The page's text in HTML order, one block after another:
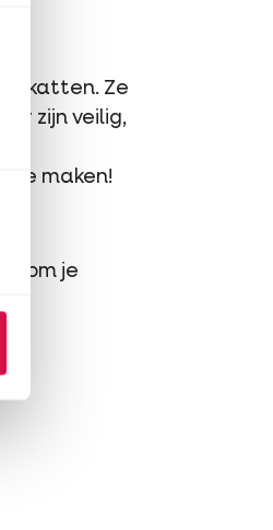
katten. Ze
zijn veilig,
in
te maken!
om je